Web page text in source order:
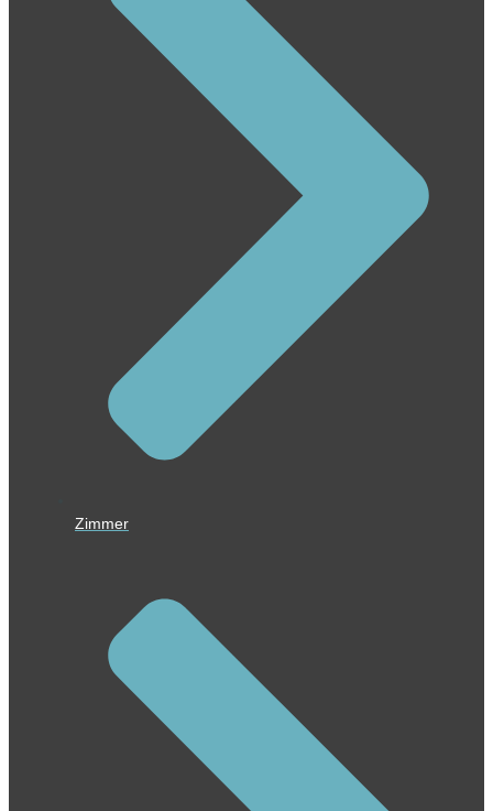
Zimmer